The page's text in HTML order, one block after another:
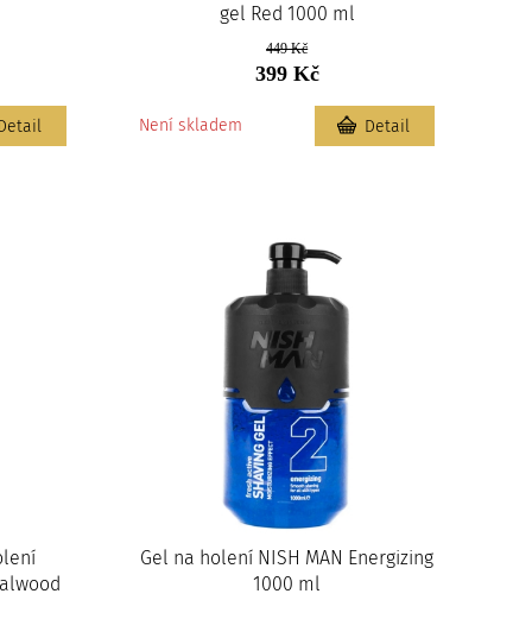
gel Red 1000 ml
449 Kč
399 Kč
Není skladem Detail
Gel na holení NISH MAN Energizing
1000 ml